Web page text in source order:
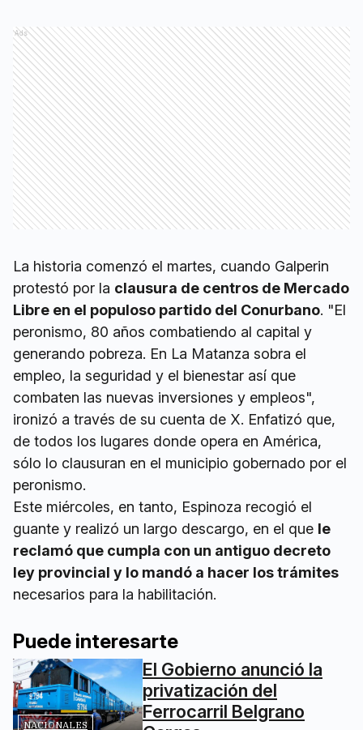
Ads
La historia comenzó el martes, cuando Galperin
protestó por la clausura de centros de Mercado
Libre en el populoso partido del Conurbano. "El
peronismo, 80 años combatiendo al capital y
generando pobreza. En La Matanza sobra el
empleo, la seguridad y el bienestar así que
combaten las nuevas inversiones y empleos",
ironizó a través de su cuenta de X. Enfatizó que,
de todos los lugares donde opera en América,
sólo lo clausuran en el municipio gobernado por el
peronismo.
Este miércoles, en tanto, Espinoza recogió el
guante y realizó un largo descargo, en el que le
reclamó que cumpla con un antiguo decreto
ley provincial y lo mandó a hacer los trámites
necesarios para la habilitación.
Puede interesarte
NACIONALES
El Gobierno anunció la
privatización del
Ferrocarril Belgrano